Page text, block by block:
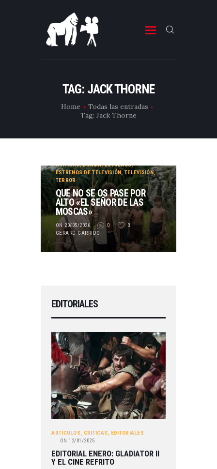
TAG: JACK THORNE
Home
Todas las entradas
Tag: Jack Thorne
ESTRENOS DE TELEVISIÓN
CRÍTICAS
ARTÍCULOS
ESPECIALES
EDITORIALES
EQUIPO DE BBK
TÉRMINOS Y CONDICIONES
CRÍTICAS,DRAMA,ESTRENOS,
ESTRENOS DE TELEVISIÓN,TELEVISIÓN,
TERROR
QUE NO SE OS PASE POR
ALTO «EL SEÑOR DE LAS
MOSCAS»
ON 20/05/2026 0
3
GERARD GARRIDO
EDITORIALES
ARTÍCULOS, CRÍTICAS, EDITORIALES
ON 12/01/2025
EDITORIAL ENERO: GLADIATOR II
Y EL CINE REFRITO